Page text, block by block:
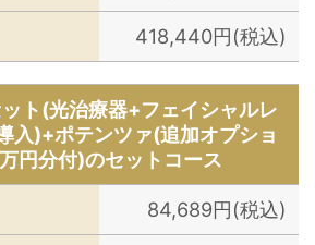
418,440円(税込)
ト(光治療器+フェイシャルレ
入)+ポテンツァ(追加オプショ
円分付)のセットコース
84,689円(税込)